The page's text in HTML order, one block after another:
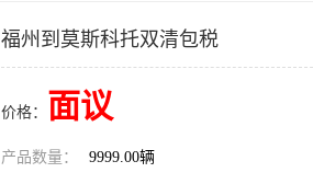
福州到莫斯科托双清包税
价格： 面议
产品数量： 9999.00辆